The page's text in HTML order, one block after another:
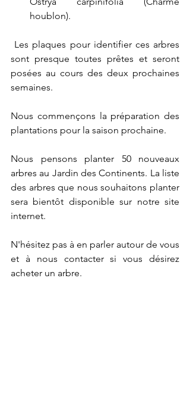
houblon).
sont presque toutes prêtes et seront
posées au cours des deux prochaines
semaines.
Nous commençons la préparation des
plantations pour la saison prochaine.
Nous pensons planter 50 nouveaux
arbres au Jardin des Continents. La liste
des arbres que nous souhaitons planter
sera bientôt disponible sur notre site
internet.
N'hésitez pas à en parler autour de vous
et à nous contacter si vous désirez
acheter un arbre.